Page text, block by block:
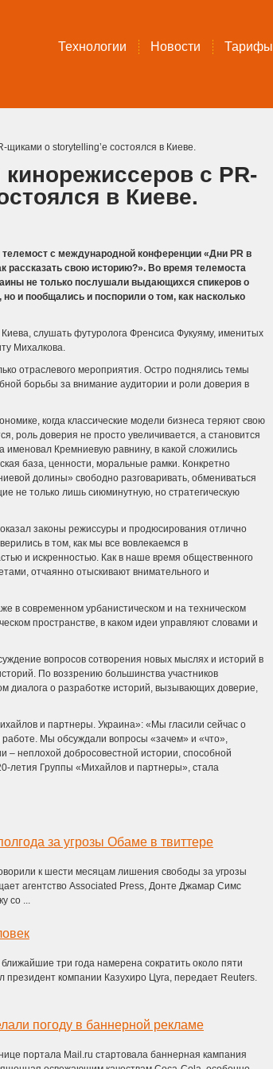
Технологии Новости Тарифы
щиками о storytelling’е состоялся в Киеве.
с PR-
в Киеве.
с международной конференции «Дни PR в
рассказать свою историю?». Во время телемоста
не только послушали выдающихся спикеров о
и пообщались и поспорили о том, как насколько
слушать футуролога Френсиса Фукуяму, именитых
Михалкова.
отраслевого мероприятия. Остро поднялись темы
борьбы за внимание аудитории и роли доверия в
когда классические модели бизнеса теряют свою
роль доверия не просто увеличивается, а становится
именовал Кремниевую равнину, в какой сложились
база, ценности, моральные рамки. Конкретно
долины» свободно разговаривать, обмениваться
не только лишь сиюминутную, но стратегическую
законы режиссуры и продюсирования отлично
в том, как мы все вовлекаемся в
и искренностью. Как в наше время общественного
отчаянно отыскивают внимательного и
в современном урбанистическом и на техническом
пространстве, в каком идеи управляют словами и
вопросов сотворения новых мыслях и историй в
По воззрению большинства участников
диалога о разработке историй, вызывающих доверие,
и партнеры. Украина»: «Мы гласили сейчас о
работе. Мы обсуждали вопросы «зачем» и «что»,
– неплохой добросовестной истории, способной
летия Группы «Михайлов и партнеры», стала
за угрозы Обаме в твиттере
к шести месяцам лишения свободы за угрозы
агентство Associated Press, Донте Джамар Симс
со ...
три года намерена сократить около пяти
президент компании Казухиро Цуга, передает Reuters.
погоду в баннерной рекламе
портала Mail.ru стартовала баннерная кампания